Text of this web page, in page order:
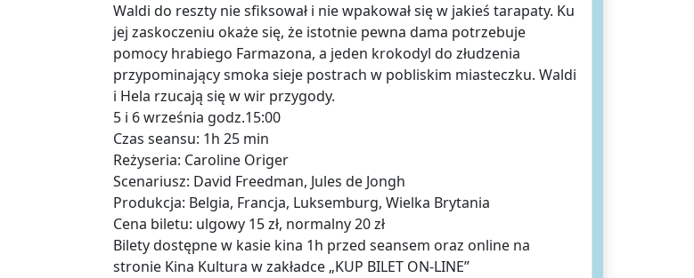
Waldi do reszty nie sfiksował i nie wpakował się w jakieś tarapaty. Ku
jej zaskoczeniu okaże się, że istotnie pewna dama potrzebuje
pomocy hrabiego Farmazona, a jeden krokodyl do złudzenia
przypominający smoka sieje postrach w pobliskim miasteczku. Waldi
i Hela rzucają się w wir przygody.
5 i 6 września godz.15:00
Czas seansu: 1h 25 min
Reżyseria: Caroline Origer
Scenariusz: David Freedman, Jules de Jongh
Produkcja: Belgia, Francja, Luksemburg, Wielka Brytania
Cena biletu: ulgowy 15 zł, normalny 20 zł
Bilety dostępne w kasie kina 1h przed seansem oraz online na
stronie Kina Kultura w zakładce „KUP BILET ON-LINE”